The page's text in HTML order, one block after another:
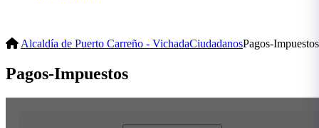
Alcaldía de Puerto Carreño - VichadaCiudadanosPagos-Impuestos
Pagos-Impuestos